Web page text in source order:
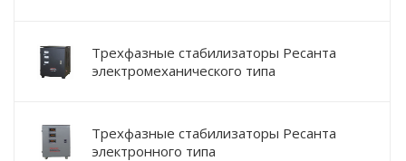
Трехфазные стабилизаторы Ресанта
электромеханического типа
Трехфазные стабилизаторы Ресанта
электронного типа